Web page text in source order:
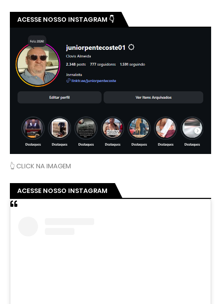
ACESSE NOSSO INSTAGRAM 👇
👆 CLICK NA IMAGEM
ACESSE NOSSO INSTAGRAM